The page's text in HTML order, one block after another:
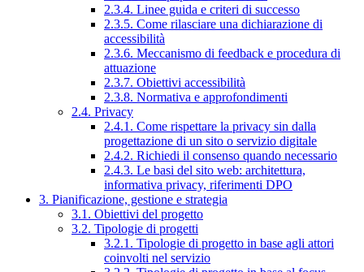
2.3.4. Linee guida e criteri di successo
2.3.5. Come rilasciare una dichiarazione di
accessibilità
2.3.6. Meccanismo di feedback e procedura di
attuazione
2.3.7. Obiettivi accessibilità
2.3.8. Normativa e approfondimenti
2.4. Privacy
2.4.1. Come rispettare la privacy sin dalla
progettazione di un sito o servizio digitale
2.4.2. Richiedi il consenso quando necessario
2.4.3. Le basi del sito web: architettura,
informativa privacy, riferimenti DPO
3. Pianificazione, gestione e strategia
3.1. Obiettivi del progetto
3.2. Tipologie di progetti
3.2.1. Tipologie di progetto in base agli attori
coinvolti nel servizio